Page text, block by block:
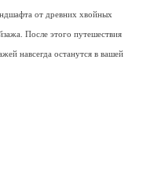
от древних хвойных
После этого путешествия
навсегда останутся в вашей